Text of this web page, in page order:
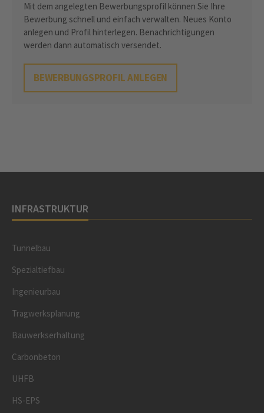
Mit dem angelegten Bewerbungsprofil können Sie Ihre
Bewerbung schnell und einfach verwalten. Neues Konto
anlegen und Profil hinterlegen. Benachrichtigungen
werden dann automatisch versendet.
BEWERBUNGSPROFIL ANLEGEN
INFRASTRUKTUR
Tunnelbau
Spezialtiefbau
Ingenieurbau
Tragwerksplanung
Bauwerkserhaltung
Carbonbeton
UHFB
HS-EPS